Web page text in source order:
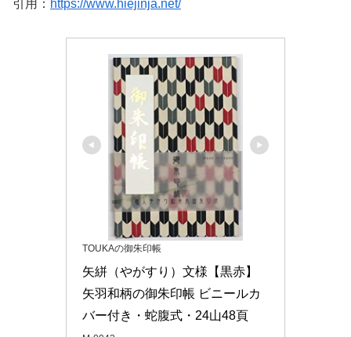
引用： https://www.hiejinja.net/
TOUKAの御朱印帳
矢絣（やがすり）文様【黒赤】
矢羽和柄の御朱印帳 ビニールカ
バー付き・蛇腹式・24山48頁